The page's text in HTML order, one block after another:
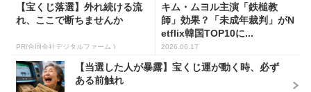
【宝くじ落選】外れ続ける流
れ、ここで断ちませんか
PR(合同会社デジタルファーム )
キム・ムヨル主演「鉄槌教
師」効果？「未成年裁判」がN
etflix韓国TOP10に...
2026.06.17
【当選した人が暴露】宝くじ運が動く時、必ず
ある前触れ